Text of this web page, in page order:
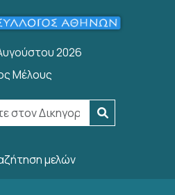
περιεχόμενο
2026
User account menu
Μέλους
μελών